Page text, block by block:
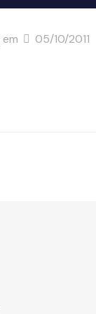
em 05/10/2011